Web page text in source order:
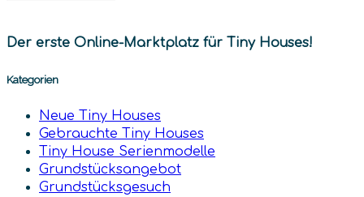
Der erste Online-Marktplatz für Tiny Houses!
Kategorien
Neue Tiny Houses
Gebrauchte Tiny Houses
Tiny House Serienmodelle
Grundstücksangebot
Grundstücksgesuch